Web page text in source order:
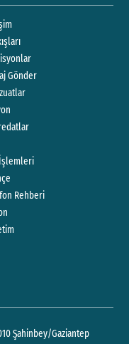
Gönder
Rehberi
Şahinbey/Gaziantep